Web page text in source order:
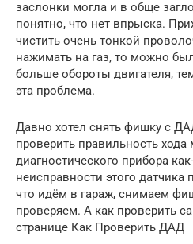
заслонки могла и в обще
понятно, что нет впрыска.
чистить очень тонкой
нажимать на газ, то можно
больше обороты двигателя,
эта проблема.
Давно хотел снять фишку с
проверить правильность
диагностического прибора
неисправности этого датчика
что идём в гараж, снимаем
проверяем. А как проверить
странице Как Проверить ДАД